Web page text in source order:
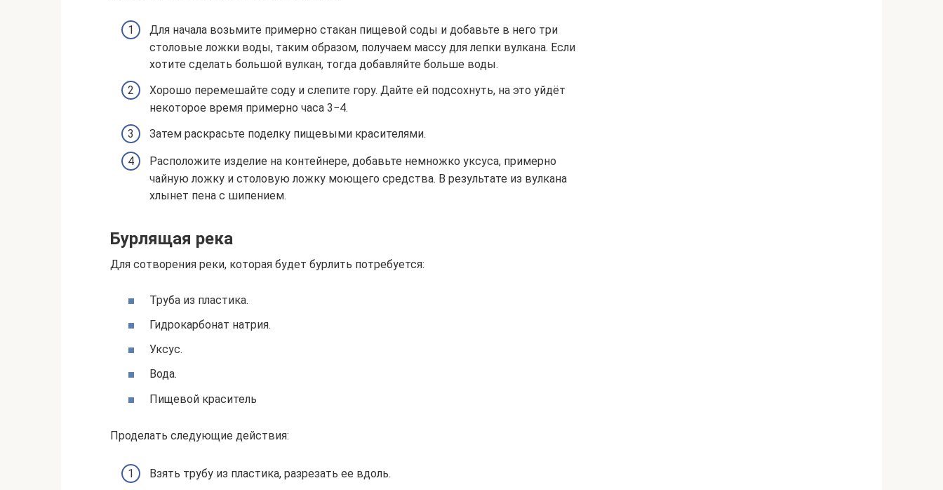
Для начала возьмите примерно стакан пищевой соды и добавьте в него три
столовые ложки воды, таким образом, получаем массу для лепки вулкана. Если
хотите сделать большой вулкан, тогда добавляйте больше воды.
Хорошо перемешайте соду и слепите гору. Дайте ей подсохнуть, на это уйдёт
некоторое время примерно часа 3−4.
Затем раскрасьте поделку пищевыми красителями.
Расположите изделие на контейнере, добавьте немножко уксуса, примерно
чайную ложку и столовую ложку моющего средства. В результате из вулкана
хлынет пена с шипением.
Бурлящая река
Для сотворения реки, которая будет бурлить потребуется:
Труба из пластика.
Гидрокарбонат натрия.
Уксус.
Вода.
Пищевой краситель
Проделать следующие действия:
Взять трубу из пластика, разрезать ее вдоль.